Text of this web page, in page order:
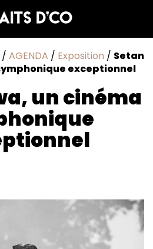
/ AGENDA / Exposition / Setan
exceptionnel
un cinéma